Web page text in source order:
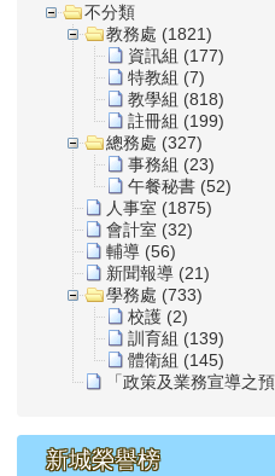
不分類
教務處 (1821)
資訊組 (177)
特教組 (7)
教學組 (818)
註冊組 (199)
總務處 (327)
事務組 (23)
午餐秘書 (52)
人事室 (1875)
會計室 (32)
輔導 (56)
新聞報導 (21)
學務處 (733)
校護 (2)
訓育組 (139)
體衛組 (145)
「政策及業務宣導之
新城榮譽榜